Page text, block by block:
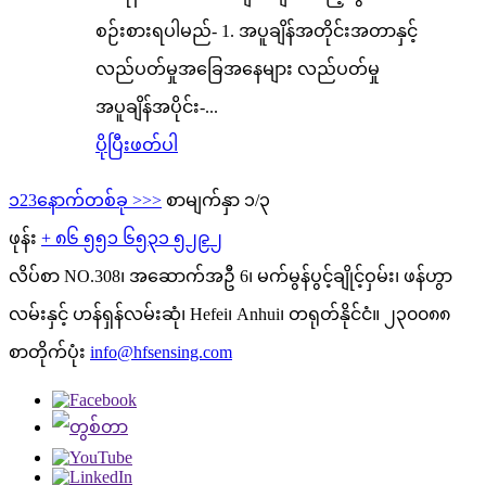
စဉ်းစားရပါမည်- 1. အပူချိန်အတိုင်းအတာနှင့်
လည်ပတ်မှုအခြေအနေများ လည်ပတ်မှု
အပူချိန်အပိုင်း-...
ပိုပြီးဖတ်ပါ
၁23နောက်တစ်ခု >>> စာမျက်နှာ ၁/၃
ဖုန်း + ၈၆ ၅၅၁ ၆၅၃၁ ၅၂၉၂
လိပ်စာ NO.308၊ အဆောက်အဦ 6၊ မက်မွန်ပွင့်ချိုင့်ဝှမ်း၊ ဖန်ဟွာ
လမ်းနှင့် ဟန်ရှန်လမ်းဆုံ၊ Hefei၊ Anhui၊ တရုတ်နိုင်ငံ။ ၂၃၀၀၈၈
စာတိုက်ပုံး info@hfsensing.com